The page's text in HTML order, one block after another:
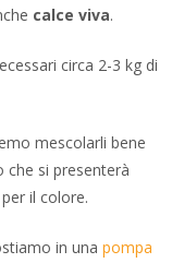
calce viva.
circa 2-3 kg di
mescolarli bene
si presenterà
il colore.
in unapompa